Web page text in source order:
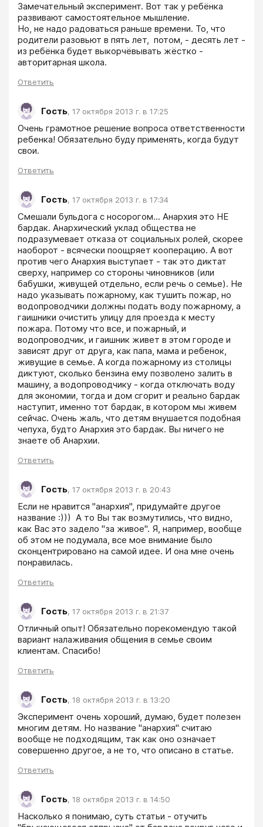
Замечательный эксперимент. Вот так у ребёнка
развивают самостоятельное мышление.
Но, не надо радоваться раньше времени. То, что
родители разовьют в пять лет,  потом, - десять лет -
из ребёнка будет выкорчёвывать жёстко -
авторитарная школа.
Ответить
Гость, 17 октября 2013 г. в 17:25
Очень грамотное решение вопроса ответственности
ребенка! Обязательно буду применять, когда будут
свои.
Ответить
Гость, 17 октября 2013 г. в 17:34
Смешали бульдога с носорогом... Анархия это НЕ
бардак. Анархический уклад общества не
подразумевает отказа от социальных ролей, скорее
наоборот - всячески поощряет кооперацию. А вот
против чего Анархия выступает - так это диктат
сверху, например со стороны чиновников (или
бабушки, живущей отдельно, если речь о семье). Не
надо указывать пожарному, как тушить пожар, но
водопроводчики должны подать воду пожарному, а
гаишники очистить улицу для проезда к месту
пожара. Потому что все, и пожарный, и
водопроводчик, и гаишник живет в этом городе и
зависят друг от друга, как папа, мама и ребенок,
живущие в семье. А когда пожарному из столицы
диктуют, сколько бензина ему позволено залить в
машину, а водопроводчику - когда отключать воду
для экономии, тогда и дом сгорит и реально бардак
наступит, именно тот бардак, в котором мы живем
сейчас. Очень жаль, что детям внушается подобная
чепуха, будто Анархия это бардак. Вы ничего не
знаете об Анархии.
Ответить
Гость, 17 октября 2013 г. в 20:43
Если не нравится "анархия", придумайте другое
название :)))  А то Вы так возмутились, что видно,
как Вас это задело "за живое". Я, например, вообще
об этом не подумала, все мое внимание было
сконцентрировано на самой идее. И она мне очень
понравилась.
Ответить
Гость, 17 октября 2013 г. в 21:37
Отличный опыт! Обязательно порекомендую такой
вариант налаживания общения в семье своим
клиентам. Спасибо!
Ответить
Гость, 18 октября 2013 г. в 13:20
Эксперимент очень хороший, думаю, будет полезен
многим детям. Но название "анархия" считаю
вообще не подходящим, так как оно означает
совершенно другое, а не то, что описано в статье.
Ответить
Гость, 18 октября 2013 г. в 14:50
Насколько я понимаю, суть статьи - отучить